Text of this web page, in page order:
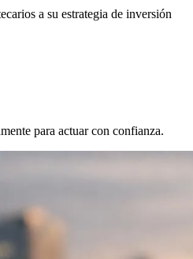
a su estrategia de inversión
para actuar con confianza.